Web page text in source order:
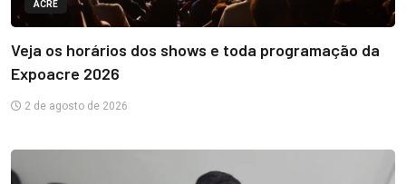
ACRE
Veja os horários dos shows e toda programação da
Expoacre 2026
2 de agosto de 2026